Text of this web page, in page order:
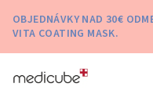
obsah
OBJEDNÁVKY NAD 30€
VITA COATING MASK.